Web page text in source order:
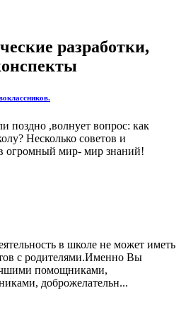
разработки,
поздно ,волнует вопрос: как
Несколько советов и
огромный мир- мир знаний!
в школе не может иметь
с родителями.Именно Вы
помощниками,
доброжелательн...